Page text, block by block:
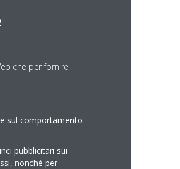
che per fornire i
sul comportamento
pubblicitari sui
nonché per